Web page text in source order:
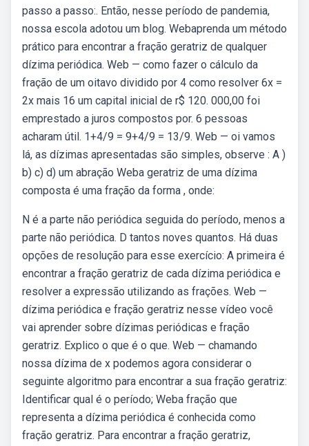
passo a passo:. Então, nesse período de pandemia,
nossa escola adotou um blog. Webaprenda um método
prático para encontrar a fração geratriz de qualquer
dízima periódica. Web — como fazer o cálculo da
fração de um oitavo dividido por 4 como resolver 6x =
2x mais 16 um capital inicial de r$ 120. 000,00 foi
emprestado a juros compostos por. 6 pessoas
acharam útil. 1+4/9 = 9+4/9 = 13/9. Web — oi vamos
lá, as dízimas apresentadas são simples, observe : A )
b) c) d) um abração Weba geratriz de uma dízima
composta é uma fração da forma , onde:
N é a parte não periódica seguida do período, menos a
parte não periódica. D tantos noves quantos. Há duas
opções de resolução para esse exercício: A primeira é
encontrar a fração geratriz de cada dízima periódica e
resolver a expressão utilizando as frações. Web —
dízima periódica e fração geratriz nesse vídeo você
vai aprender sobre dízimas periódicas e fração
geratriz. Explico o que é o que. Web — chamando
nossa dízima de x podemos agora considerar o
seguinte algoritmo para encontrar a sua fração geratriz:
Identificar qual é o período; Weba fração que
representa a dízima periódica é conhecida como
fração geratriz. Para encontrar a fração geratriz,